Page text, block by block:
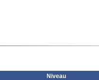
Niveau